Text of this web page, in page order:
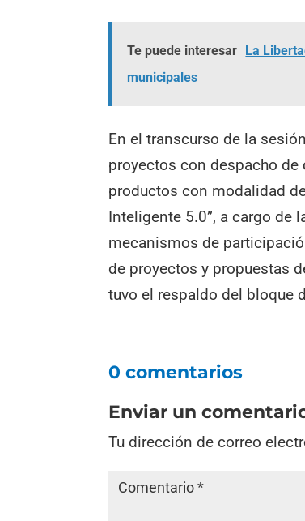
Te puede interesar
La
municipales
En el transcurso de la
proyectos con despacho
productos con modalidad
Inteligente 5.0”, a cargo de
mecanismos de
de proyectos y propuestas
tuvo el respaldo del bloque
0 comentarios
Enviar un
Tu dirección de correo